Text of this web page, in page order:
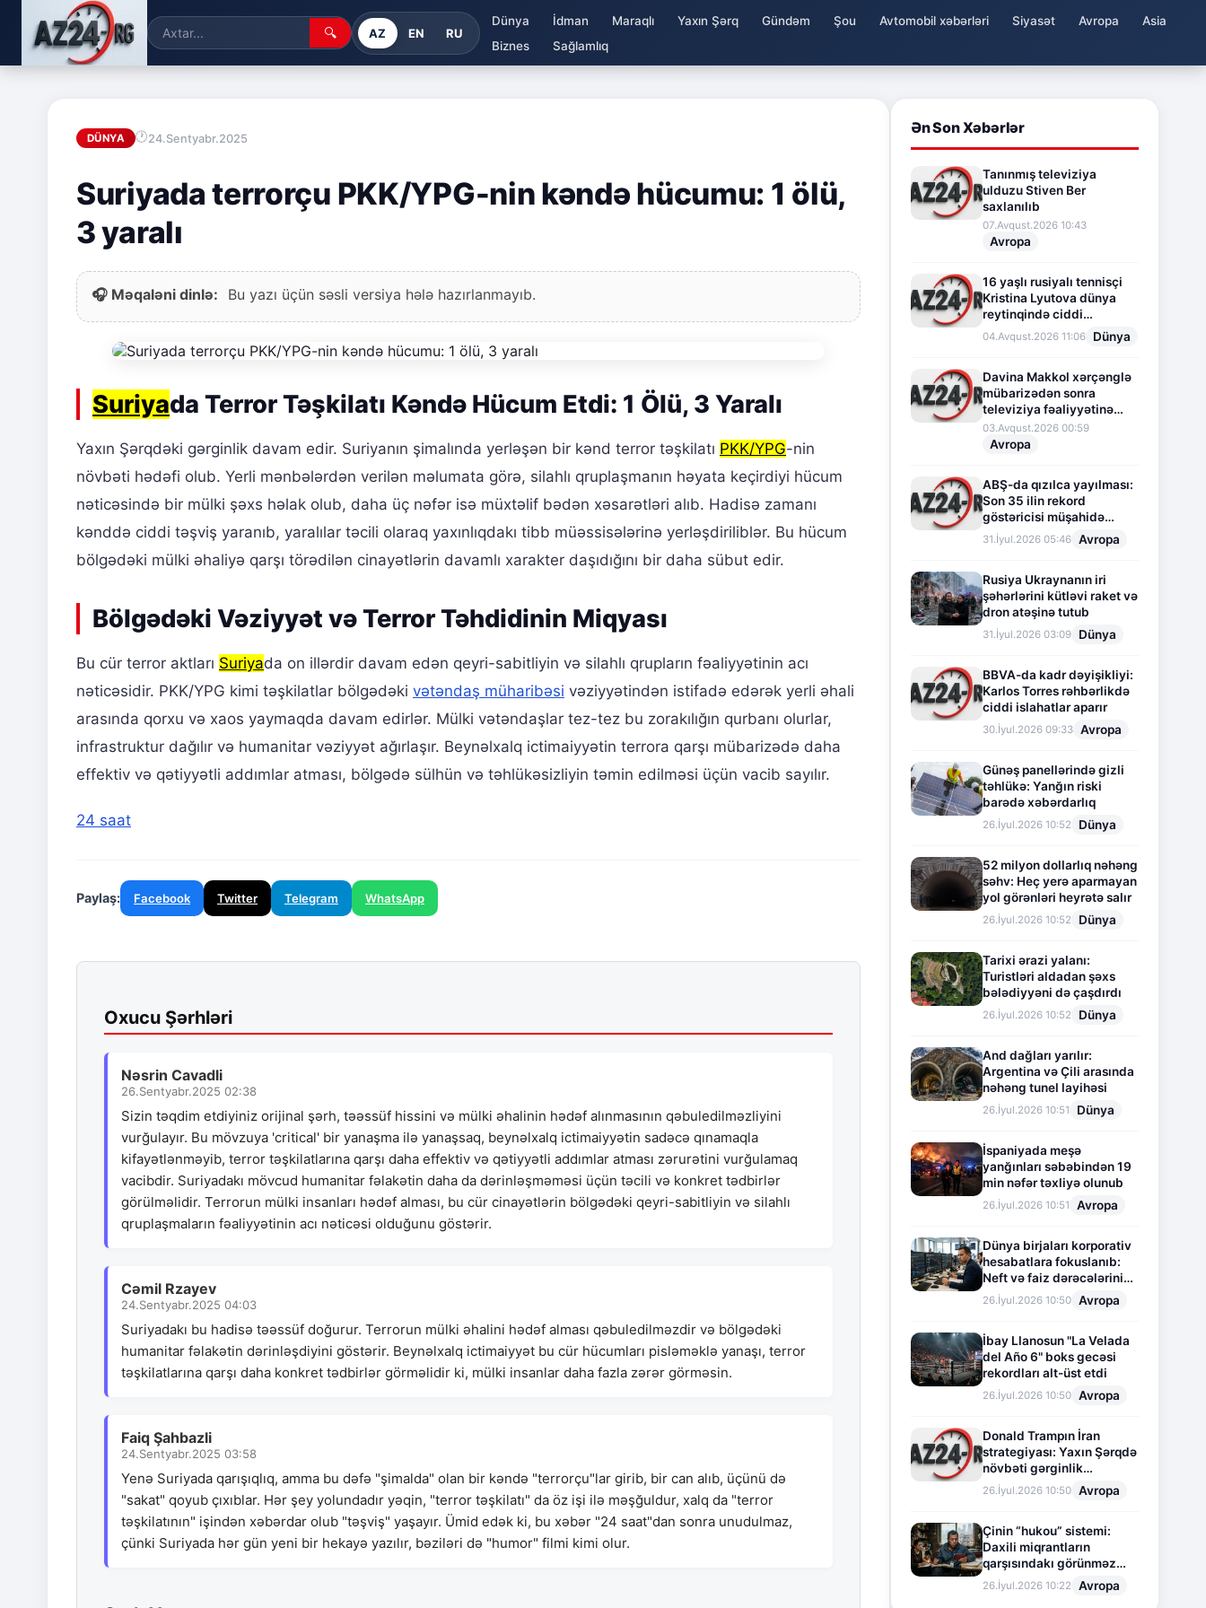
🔍 AZ EN RU
Dünya İdman Maraqlı Yaxın Şərq Gündəm Şou Avtomobil xəbərləri Siyasət Avropa
Asia
Biznes
Sağlamlıq
DÜNYA 24.Sentyabr.2025
Suriyada terrorçu PKK/YPG-nin kəndə hücumu: 1 ölü,
3 yaralı
🎧 Məqaləni dinlə: Bu yazı üçün səsli versiya hələ hazırlanmayıb.
Suriyada Terror Təşkilatı Kəndə Hücum Etdi: 1 Ölü, 3 Yaralı
Yaxın Şərqdəki gərginlik davam edir. Suriyanın şimalında yerləşən bir kənd terror təşkilatı PKK/YPG-nin
növbəti hədəfi olub. Yerli mənbələrdən verilən məlumata görə, silahlı qruplaşmanın həyata keçirdiyi hücum
nəticəsində bir mülki şəxs həlak olub, daha üç nəfər isə müxtəlif bədən xəsarətləri alıb. Hadisə zamanı
kənddə ciddi təşviş yaranıb, yaralılar təcili olaraq yaxınlıqdakı tibb müəssisələrinə yerləşdiriliblər. Bu hücum
bölgədəki mülki əhaliyə qarşı törədilən cinayətlərin davamlı xarakter daşıdığını bir daha sübut edir.
Bölgədəki Vəziyyət və Terror Təhdidinin Miqyası
Bu cür terror aktları Suriyada on illərdir davam edən qeyri-sabitliyin və silahlı qrupların fəaliyyətinin acı
nəticəsidir. PKK/YPG kimi təşkilatlar bölgədəki vətəndaş müharibəsi vəziyyətindən istifadə edərək yerli əhali
arasında qorxu və xaos yaymaqda davam edirlər. Mülki vətəndaşlar tez-tez bu zorakılığın qurbanı olurlar,
infrastruktur dağılır və humanitar vəziyyət ağırlaşır. Beynəlxalq ictimaiyyətin terrora qarşı mübarizədə daha
effektiv və qətiyyətli addımlar atması, bölgədə sülhün və təhlükəsizliyin təmin edilməsi üçün vacib sayılır.
24 saat
Paylaş: Facebook Twitter Telegram WhatsApp
Oxucu Şərhləri
Nəsrin Cavadli
26.Sentyabr.2025 02:38
Sizin təqdim etdiyiniz orijinal şərh, təəssüf hissini və mülki əhalinin hədəf alınmasının qəbuledilməzliyini
vurğulayır. Bu mövzuya 'critical' bir yanaşma ilə yanaşsaq, beynəlxalq ictimaiyyətin sadəcə qınamaqla
kifayətlənməyib, terror təşkilatlarına qarşı daha effektiv və qətiyyətli addımlar atması zərurətini vurğulamaq
vacibdir. Suriyadakı mövcud humanitar fəlakətin daha da dərinləşməməsi üçün təcili və konkret tədbirlər
görülməlidir. Terrorun mülki insanları hədəf alması, bu cür cinayətlərin bölgədəki qeyri-sabitliyin və silahlı
qruplaşmaların fəaliyyətinin acı nəticəsi olduğunu göstərir.
Cəmil Rzayev
24.Sentyabr.2025 04:03
Suriyadakı bu hadisə təəssüf doğurur. Terrorun mülki əhalini hədəf alması qəbuledilməzdir və bölgədəki
humanitar fəlakətin dərinləşdiyini göstərir. Beynəlxalq ictimaiyyət bu cür hücumları pisləməklə yanaşı, terror
təşkilatlarına qarşı daha konkret tədbirlər görməlidir ki, mülki insanlar daha fazla zərər görməsin.
Faiq Şahbazli
24.Sentyabr.2025 03:58
Yenə Suriyada qarışıqlıq, amma bu dəfə "şimalda" olan bir kəndə "terrorçu"lar girib, bir can alıb, üçünü də
"sakat" qoyub çıxıblar. Hər şey yolundadır yəqin, "terror təşkilatı" da öz işi ilə məşğuldur, xalq da "terror
təşkilatının" işindən xəbərdar olub "təşviş" yaşayır. Ümid edək ki, bu xəbər "24 saat"dan sonra unudulmaz,
çünki Suriyada hər gün yeni bir hekayə yazılır, bəziləri də "humor" filmi kimi olur.
Ən Son Xəbərlər
Tanınmış televiziya
ulduzu Stiven Ber
saxlanılıb
07.Avqust.2026 10:43
Avropa
16 yaşlı rusiyalı tennisçi
Kristina Lyutova dünya
reytinqində ciddi
irəliləyişə imza atdı
04.Avqust.2026 11:06 Dünya
Davina Makkol xərçənglə
mübarizədən sonra
televiziya fəaliyyətinə
fasilə verir
03.Avqust.2026 00:59
Avropa
ABŞ-da qızılca yayılması:
Son 35 ilin rekord
göstəricisi müşahidə
olunur
31.İyul.2026 05:46 Avropa
Rusiya Ukraynanın iri
şəhərlərini kütləvi raket və
dron atəşinə tutub
31.İyul.2026 03:09 Dünya
BBVA-da kadr dəyişikliyi:
Karlos Torres rəhbərlikdə
ciddi islahatlar aparır
30.İyul.2026 09:33 Avropa
Günəş panellərində gizli
təhlükə: Yanğın riski
barədə xəbərdarlıq
26.İyul.2026 10:52 Dünya
52 milyon dollarlıq nəhəng
səhv: Heç yerə aparmayan
yol görənləri heyrətə salır
26.İyul.2026 10:52 Dünya
Tarixi ərazi yalanı:
Turistləri aldadan şəxs
bələdiyyəni də çaşdırdı
26.İyul.2026 10:52 Dünya
And dağları yarılır:
Argentina və Çili arasında
nəhəng tunel layihəsi
26.İyul.2026 10:51 Dünya
İspaniyada meşə
yanğınları səbəbindən 19
min nəfər təxliyə olunub
26.İyul.2026 10:51 Avropa
Dünya birjaları korporativ
hesabatlara fokuslanıb:
Neft və faiz dərəcələrinin
təsiri altında cari vəziyyət
26.İyul.2026 10:50 Avropa
İbay Llanosun "La Velada
del Año 6" boks gecəsi
rekordları alt-üst etdi
26.İyul.2026 10:50 Avropa
Donald Trampın İran
strategiyası: Yaxın Şərqdə
növbəti gərginlik
mərhələsi
26.İyul.2026 10:50 Avropa
Çinin “hukou” sistemi:
Daxili miqrantların
qarşısındakı görünməz
sədd
26.İyul.2026 10:22 Avropa